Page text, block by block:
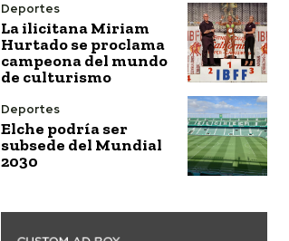
Deportes
La ilicitana Miriam
Hurtado se proclama
campeona del mundo
de culturismo
Deportes
Elche podría ser
subsede del Mundial
2030